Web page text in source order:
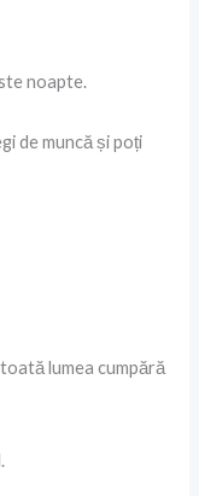
noapte.
de muncă și poți
lumea cumpără